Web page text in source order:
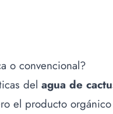
o convencional?
del agua de
el producto